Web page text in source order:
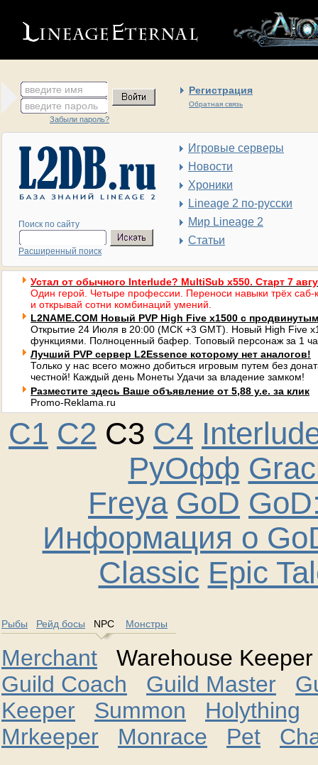
введите имя Регистрация
Обратная связь
введите пароль
Забыли пароль?
Поиск по сайту
Расширенный поиск
Игровые серверы
Новости
Хроники
Lineage 2 по-русски
Мир Lineage 2
Статьи
Устал от обычного Interlude? MultiSub x550. Старт 7
Один герой. Четыре профессии. Переноси навыки трёх саб-
и открывай сотни комбинаций умений.
L2NAME.COM Новый PVP High Five x1500 с
Открытие 24 Июля в 20:00 (МСК +3 GMT). Новый High Five
функциями. Полноценный бафер. Топовый персонаж за 1
Лучший PVP сервер L2Essence которому нет аналогов!
Только у нас всего можно добиться игровым путем без
честной! Каждый день Монеты Удачи за владение замком!
Разместите здесь Ваше объявление от 5,88 у.е. за клик
Promo-Reklama.ru
C1 C2 C3 C4
РуОфф
Freya GoD
Информация о
Classic Epic
Рыбы Рейд босы NPC Монстры
Merchant Warehouse
Guild Coach
Guild Master
Keeper
Summon
Holything
Mrkeeper
Monrace Pet